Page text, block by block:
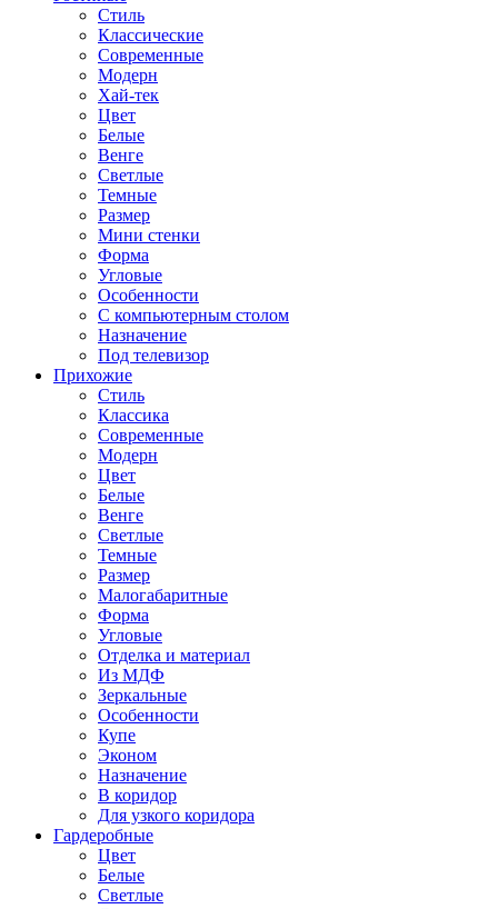
Стиль
Классические
Современные
Модерн
Хай-тек
Цвет
Белые
Венге
Светлые
Темные
Размер
Мини стенки
Форма
Угловые
Особенности
С компьютерным столом
Назначение
Под телевизор
Прихожие
Стиль
Классика
Современные
Модерн
Цвет
Белые
Венге
Светлые
Темные
Размер
Малогабаритные
Форма
Угловые
Отделка и материал
Из МДФ
Зеркальные
Особенности
Купе
Эконом
Назначение
В коридор
Для узкого коридора
Гардеробные
Цвет
Белые
Светлые